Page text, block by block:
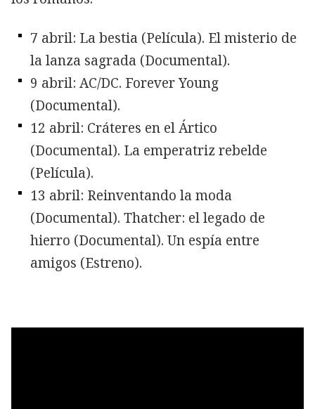
7 abril: La bestia (Película). El misterio de
la lanza sagrada (Documental).
9 abril: AC/DC. Forever Young
(Documental).
12 abril: Cráteres en el Ártico
(Documental). La emperatriz rebelde
(Película).
13 abril: Reinventando la moda
(Documental). Thatcher: el legado de
hierro (Documental). Un espía entre
amigos (Estreno).